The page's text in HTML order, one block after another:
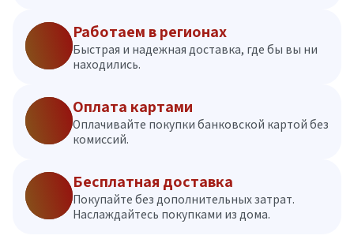
Работаем в регионах
Быстрая и надежная доставка, где бы вы ни
находились.
Оплата картами
Оплачивайте покупки банковской картой без
комиссий.
Бесплатная доставка
Покупайте без дополнительных затрат.
Наслаждайтесь покупками из дома.